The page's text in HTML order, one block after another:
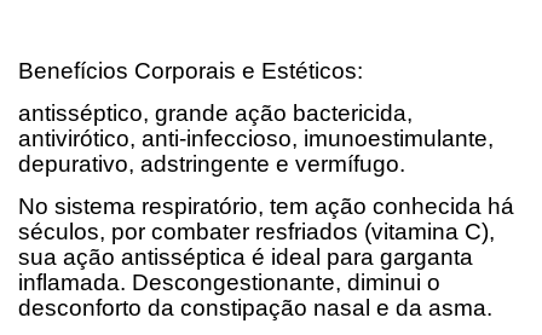
Benefícios Corporais e Estéticos:
antisséptico, grande ação bactericida,
antivirótico, anti-infeccioso, imunoestimulante,
depurativo, adstringente e vermífugo.
No sistema respiratório, tem ação conhecida há
séculos, por combater resfriados (vitamina C),
sua ação antisséptica é ideal para garganta
inflamada. Descongestionante, diminui o
desconforto da constipação nasal e da asma.